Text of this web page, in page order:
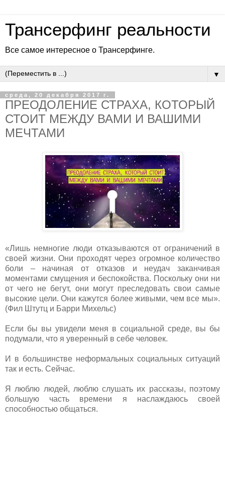
Трансерфинг реальности
Все самое интересное о Трансерфинге.
▼
среда, 20 декабря 2017 г.
ПРЕОДОЛЕНИЕ СТРАХА, КОТОРЫЙ
СТОИТ МЕЖДУ ВАМИ И ВАШИМИ
МЕЧТАМИ
«Лишь немногие люди отказываются от ограничений в
своей жизни. Они проходят через огромное количество
боли – начиная от отказов и неудач заканчивая
моментами смущения и беспокойства. Поскольку они ни
от чего не бегут, они могут преследовать свои самые
высокие цели. Они кажутся более живыми, чем все мы».
(Фил Штутц и Барри Михельс)
Если бы вы увидели меня в социальной среде, вы бы
подумали, что я уверенный в себе человек.
И в большинстве неформальных социальных ситуаций
так и есть. Сейчас.
Я люблю людей, люблю слушать их рассказы, поэтому
большую часть времени я наслаждаюсь своей
способностью общаться.